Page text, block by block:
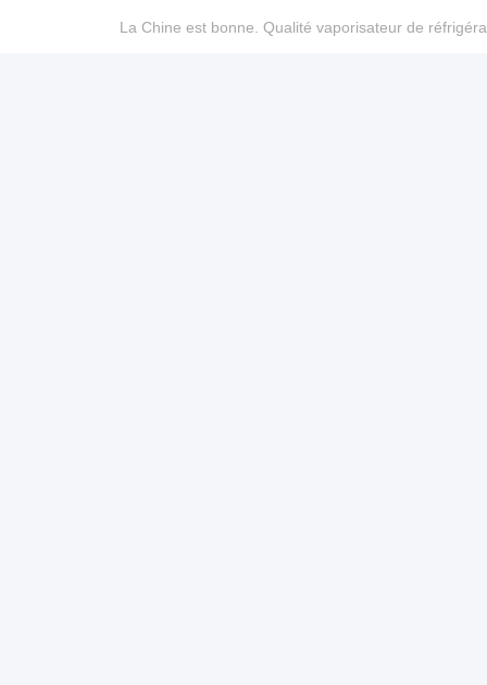
La Chine est bonne. Qualité vaporisateur de